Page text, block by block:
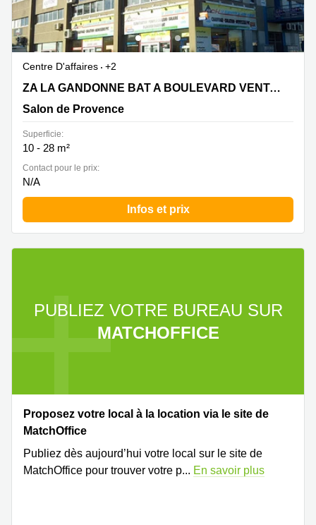
Centre D'affaires
+2
ZA LA GANDONNE BAT A BOULEVARD VENTADOUIRO,
Salon de Provence
ZA LA GANDONNE BAT A BOULEVARD VENTADOUIRO
Salon de Provence
Superficie:
10 - 28 m²
Contact pour le prix:
N/A
Infos et prix
PUBLIEZ VOTRE BUREAU SUR
MATCHOFFICE
Proposez votre local à la location via le site de
MatchOffice
Publiez dès aujourd’hui votre local sur le site de
MatchOffice pour trouver votre p... En savoir plus